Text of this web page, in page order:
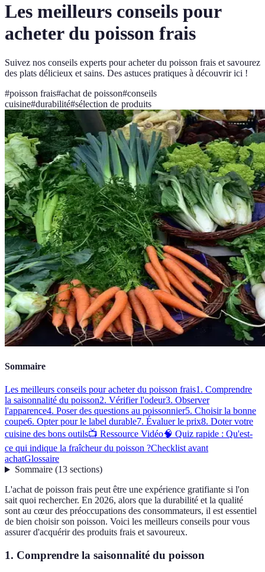
Les meilleurs conseils pour
acheter du poisson frais
Suivez nos conseils experts pour acheter du poisson frais et savourez
des plats délicieux et sains. Des astuces pratiques à découvrir ici !
#poisson frais#achat de poisson#conseils
cuisine#durabilité#sélection de produits
Sommaire
Les meilleurs conseils pour acheter du poisson frais1. Comprendre
la saisonnalité du poisson2. Vérifier l'odeur3. Observer
l'apparence4. Poser des questions au poissonnier5. Choisir la bonne
coupe6. Opter pour le label durable7. Évaluer le prix8. Doter votre
cuisine des bons outils📺 Ressource Vidéo🧠 Quiz rapide : Qu'est-
ce qui indique la fraîcheur du poisson ?Checklist avant
achatGlossaire
Sommaire(13 sections)
L'achat de poisson frais peut être une expérience gratifiante si l'on
sait quoi rechercher. En 2026, alors que la durabilité et la qualité
sont au cœur des préoccupations des consommateurs, il est essentiel
de bien choisir son poisson. Voici les meilleurs conseils pour vous
assurer d'acquérir des produits frais et savoureux.
1. Comprendre la saisonnalité du poisson